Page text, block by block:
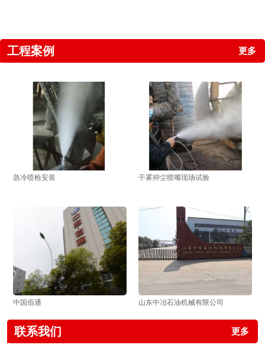
工程案例 更多
急冷喷枪安装 干雾抑尘喷嘴现场试验
中国佰通 山东中冶石油机械有限公司
联系我们 更多